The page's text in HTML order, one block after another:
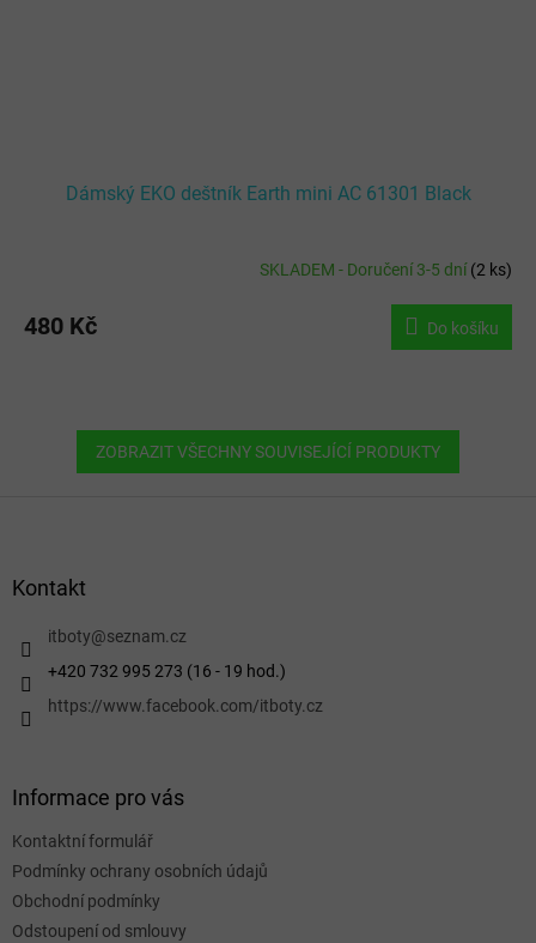
Dámský EKO deštník Earth mini AC 61301 Black
SKLADEM - Doručení 3-5 dní(2 ks)
480 Kč Do košíku
ZOBRAZIT VŠECHNY SOUVISEJÍCÍ PRODUKTY
Kontakt
itboty@seznam.cz
+420 732 995 273 (16 - 19 hod.)
https://www.facebook.com/itboty.cz
Informace pro vás
Kontaktní formulář
Podmínky ochrany osobních údajů
Obchodní podmínky
Odstoupení od smlouvy